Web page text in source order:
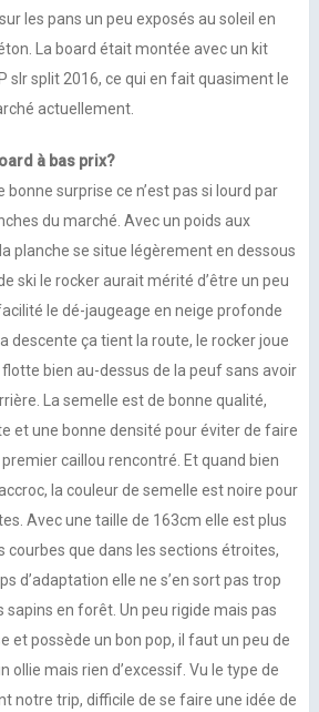
les pans un peu exposés au soleil en
La board était montée avec un kit
slr split 2016, ce qui en fait quasiment le
actuellement.
à bas prix?
surprise ce n’est pas si lourd par
du marché. Avec un poids aux
planche se situe légèrement en dessous
ski le rocker aurait mérité d’être un peu
le dé-jaugeage en neige profonde
descente ça tient la route, le rocker joue
flotte bien au-dessus de la peuf sans avoir
La semelle est de bonne qualité,
et une bonne densité pour éviter de faire
caillou rencontré. Et quand bien
la couleur de semelle est noire pour
Avec une taille de 163cm elle est plus
courbes que dans les sections étroites,
d’adaptation elle ne s’en sort pas trop
sapins en forêt. Un peu rigide mais pas
et possède un bon pop, il faut un peu de
ollie mais rien d’excessif. Vu le type de
notre trip, difficile de se faire une idée de